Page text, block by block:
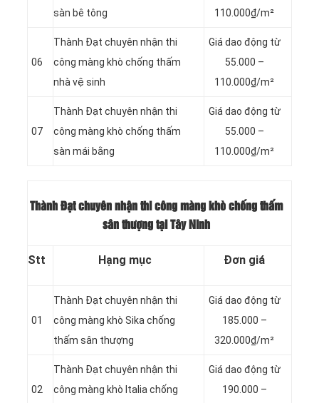
sàn bê tông
110.000₫/m²
06
Thành Đạt chuyên nhận thi
công màng khò chống thấm
nhà vệ sinh
Giá dao động từ
55.000 –
110.000₫/m²
07
Thành Đạt chuyên nhận thi
công màng khò chống thấm
sàn mái bằng
Giá dao động từ
55.000 –
110.000₫/m²
Thành Đạt chuyên nhận thi công màng khò chống thấm
sân thượng tại Tây Ninh
Stt Hạng mục Đơn giá
01
Thành Đạt chuyên nhận thi
công màng khò Sika chống
thấm sân thượng
Giá dao động từ
185.000 –
320.000₫/m²
02
Thành Đạt chuyên nhận thi
công màng khò Italia chống
Giá dao động từ
190.000 –